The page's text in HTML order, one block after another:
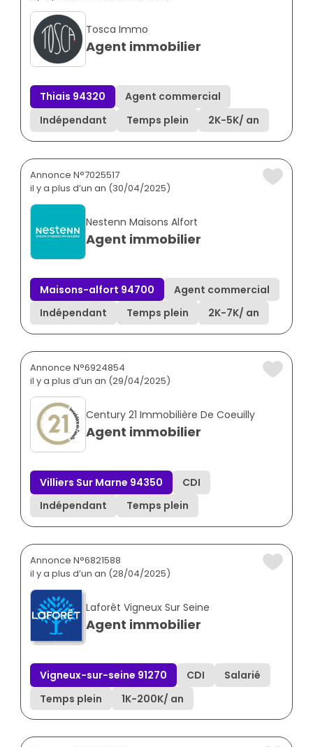
Tosca Immo
Agent immobilier
Thiais 94320
Agent commercial
Indépendant
Temps plein 2K-5K/ an
Annonce N°7025517
il y a plus d’un an (30/04/2025)
Nestenn Maisons Alfort
Agent immobilier
Maisons-alfort 94700
Agent commercial
Indépendant
Temps plein 2K-7K/ an
Annonce N°6924854
il y a plus d’un an (29/04/2025)
Century 21 Immobilière De Coeuilly
Agent immobilier
Villiers Sur Marne 94350
CDI
Indépendant
Temps plein
Annonce N°6821588
il y a plus d’un an (28/04/2025)
Laforêt Vigneux Sur Seine
Agent immobilier
Vigneux-sur-seine 91270 CDI
Salarié
Temps plein
1K-200K/ an